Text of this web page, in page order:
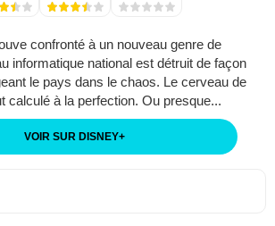
confronté à un nouveau genre de
informatique national est détruit de façon
le pays dans le chaos. Le cerveau de
calculé à la perfection. Ou presque...
VOIR SUR DISNEY+